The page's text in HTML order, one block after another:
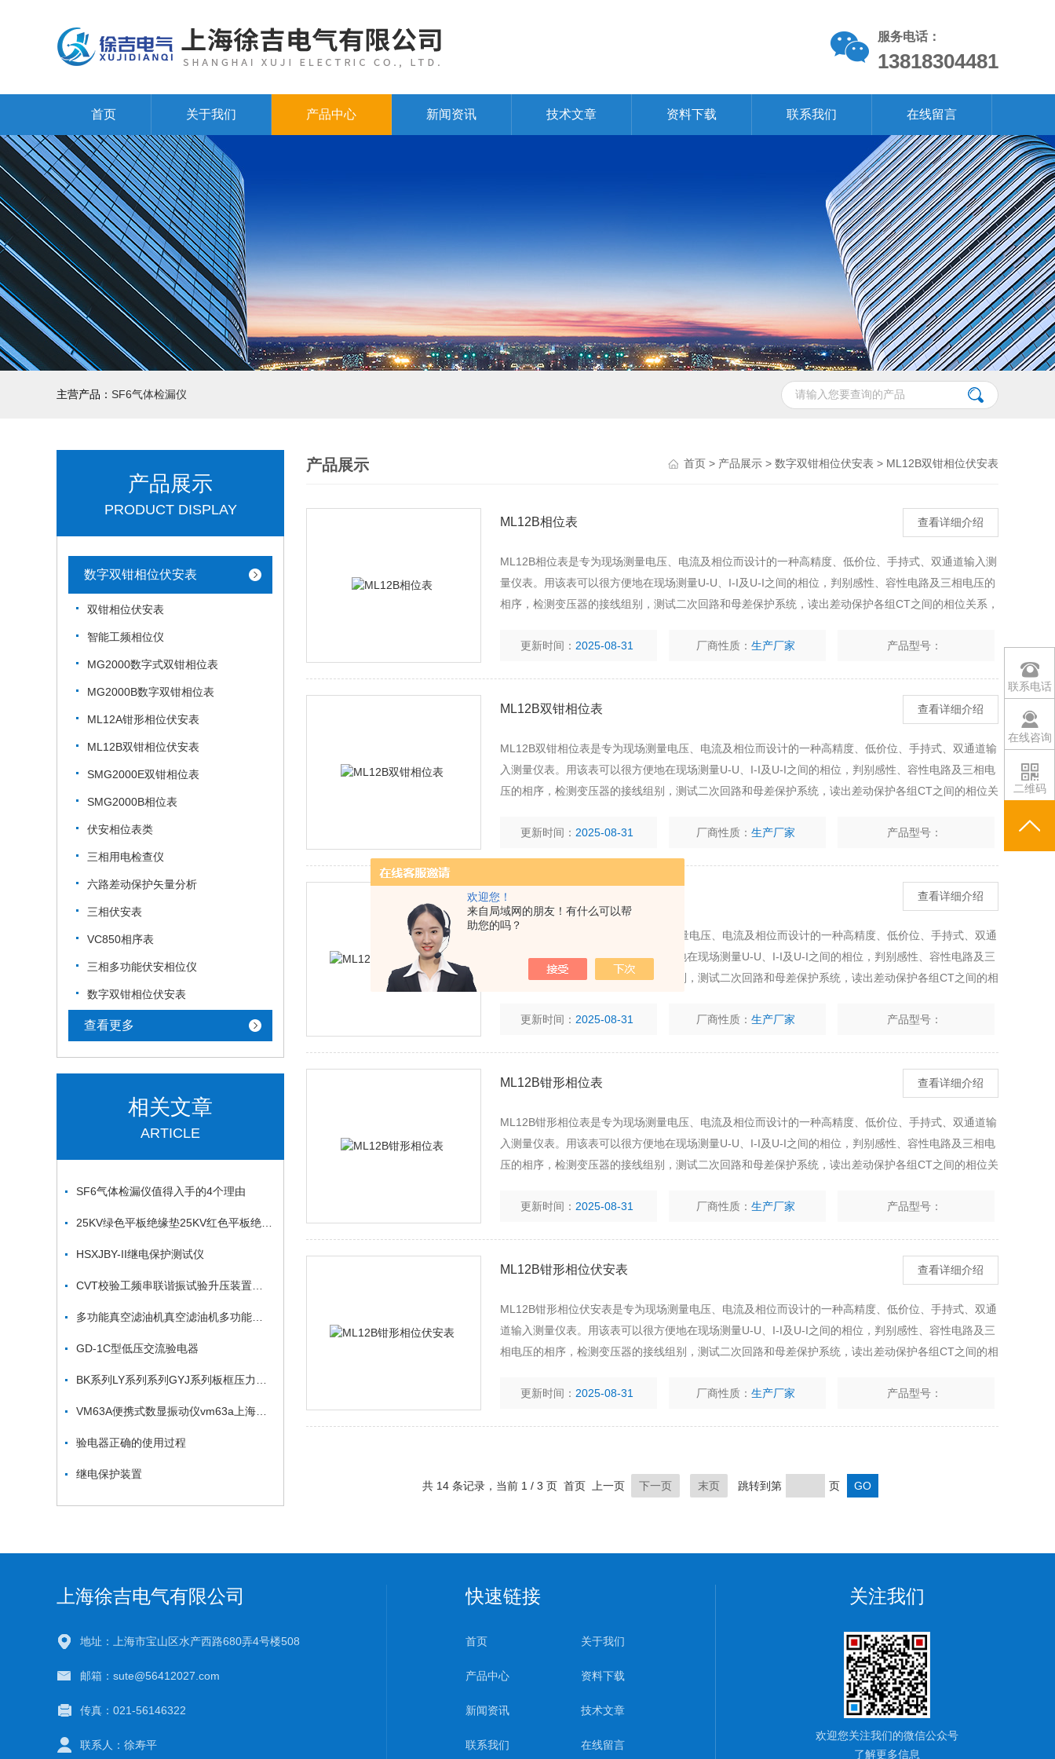
欢迎您！
来自局域网的朋友！有什么可以帮
助您的吗？
服务电话：
13818304481
首页 关于我们 产品中心 新闻资讯 技术文章 资料下载 联系我们 在线留言
主营产品： SF6气体检漏仪
产品展示
PRODUCT DISPLAY
数字双钳相位伏安表
双钳相位伏安表
智能工频相位仪
MG2000数字式双钳相位表
MG2000B数字双钳相位表
ML12A钳形相位伏安表
ML12B双钳相位伏安表
SMG2000E双钳相位表
SMG2000B相位表
伏安相位表类
三相用电检查仪
六路差动保护矢量分析
三相伏安表
VC850相序表
三相多功能伏安相位仪
数字双钳相位伏安表
查看更多
相关文章
ARTICLE
SF6气体检漏仪值得入手的4个理由
HSXJBY-II继电保护测试仪
GD-1C型低压交流验电器
验电器正确的使用过程
继电保护装置
产品展示 首页 > 产品展示 > 数字双钳相位伏安表 > ML12B双钳相位伏安表
ML12B相位表 查看详细介绍
ML12B相位表是专为现场测量电压、电流及相位而设计的一种高精度、低价位、手持式、双通道输入测
量仪表。用该表可以很方便地在现场测量U-U、I-I及U-I之间的相位，判别感性、容性电路及三相电压的
相序，检测变压器的接线组别，测试二次回路和母差保护系统，读出差动保护各组CT之间的相位关系，
更新时间： 2025-08-31 厂商性质：生产厂家 产品型号：
ML12B双钳相位表 查看详细介绍
ML12B双钳相位表是专为现场测量电压、电流及相位而设计的一种高精度、低价位、手持式、双通道输
入测量仪表。用该表可以很方便地在现场测量U-U、I-I及U-I之间的相位，判别感性、容性电路及三相电
压的相序，检测变压器的接线组别，测试二次回路和母差保护系统，读出差动保护各组CT之间的相位关
更新时间： 2025-08-31 厂商性质：生产厂家 产品型号：
ML12B双钳相位伏安表 查看详细介绍
ML12B双钳相位伏安表是专为现场测量电压、电流及相位而设计的一种高精度、低价位、手持式、双通
道输入测量仪表。用该表可以很方便地在现场测量U-U、I-I及U-I之间的相位，判别感性、容性电路及三
相电压的相序，检测变压器的接线组别，测试二次回路和母差保护系统，读出差动保护各组CT之间的相
更新时间： 2025-08-31 厂商性质：生产厂家 产品型号：
ML12B钳形相位表 查看详细介绍
ML12B钳形相位表是专为现场测量电压、电流及相位而设计的一种高精度、低价位、手持式、双通道输
入测量仪表。用该表可以很方便地在现场测量U-U、I-I及U-I之间的相位，判别感性、容性电路及三相电
压的相序，检测变压器的接线组别，测试二次回路和母差保护系统，读出差动保护各组CT之间的相位关
更新时间： 2025-08-31 厂商性质：生产厂家 产品型号：
ML12B钳形相位伏安表 查看详细介绍
ML12B钳形相位伏安表是专为现场测量电压、电流及相位而设计的一种高精度、低价位、手持式、双通
道输入测量仪表。用该表可以很方便地在现场测量U-U、I-I及U-I之间的相位，判别感性、容性电路及三
相电压的相序，检测变压器的接线组别，测试二次回路和母差保护系统，读出差动保护各组CT之间的相
更新时间： 2025-08-31 厂商性质：生产厂家 产品型号：
共 14 条记录，当前 1 / 3 页 首页 上一页 下一页 末页 跳转到第 页
上海徐吉电气有限公司
地址：上海市宝山区水产西路680弄4号楼508
邮箱：sute@56412027.com
传真：021-56146322
联系人：徐寿平
快速链接
首页 关于我们
产品中心 资料下载
新闻资讯 技术文章
联系我们 在线留言
关注我们
欢迎您关注我们的微信公众号
了解更多信息
联系电话
在线咨询
二维码